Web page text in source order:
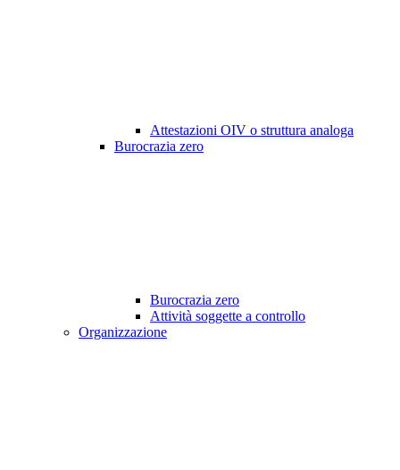
Attestazioni OIV o struttura analoga
Burocrazia zero
Burocrazia zero
Attività soggette a controllo
Organizzazione